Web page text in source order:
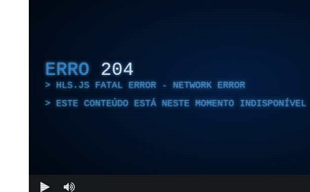
ERRO 204
HLS.JS FATAL ERROR - NETWORK ERROR
ESTE CONTEÚDO ESTÁ NESTE MOMENTO INDISPONÍVEL